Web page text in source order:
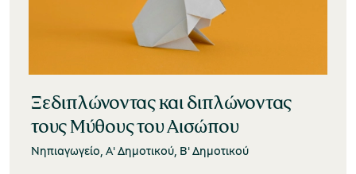
Ξεδιπλώνοντας και διπλώνοντας
τους Μύθους του Αισώπου
Νηπιαγωγείο, Α' Δημοτικού, Β' Δημοτικού